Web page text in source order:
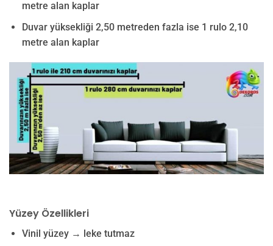
metre alan kaplar
Duvar yüksekliği 2,50 metreden fazla ise 1 rulo 2,10
metre alan kaplar
Yüzey Özellikleri
Vinil yüzey → leke tutmaz